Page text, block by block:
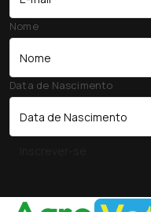
Nome
Data de Nascimento